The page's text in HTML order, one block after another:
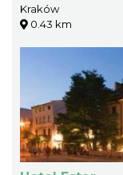
Kraków
0.43 km